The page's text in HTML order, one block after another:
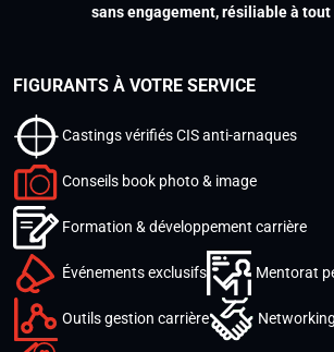
sans engagement, résiliable à tout
FIGURANTS À VOTRE SERVICE
Castings vérifiés CIS anti-arnaques
Conseils book photo & image
Formation & développement carrière
Événements exclusifs Mentorat
Outils gestion carrière